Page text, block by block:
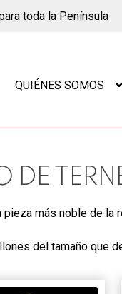
toda la Península
QUIÉNES SOMOS
DE
más noble de la
del tamaño que